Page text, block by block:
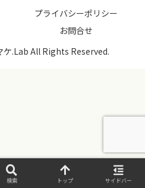
プライバシーポリシー
お問合せ
.Lab All Rights Reserved.
検索 トップ サイドバー